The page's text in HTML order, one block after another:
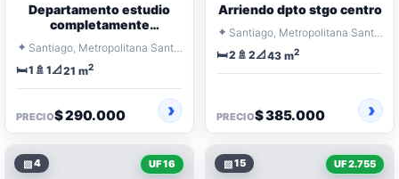
Departamento estudio
completamente
⌖ Santiago, Metropolitana Santiago
🛏️1 🚿 1📐21 m2
PRECIO$ 290.000
Arriendo dpto stgo centro
⌖
Santiago, Metropolitana Santiago
🛏️2 🚿 2📐43 m2
PRECIO$ 385.000
▧4 UF 16 ▧15 UF 2.755